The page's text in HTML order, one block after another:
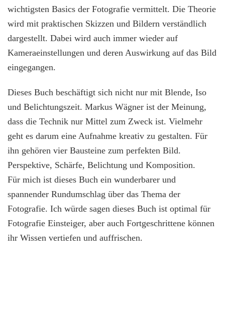
wichtigsten Basics der Fotografie vermittelt. Die Theorie
wird mit praktischen Skizzen und Bildern verständlich
dargestellt. Dabei wird auch immer wieder auf
Kameraeinstellungen und deren Auswirkung auf das Bild
eingegangen.
Dieses Buch beschäftigt sich nicht nur mit Blende, Iso
und Belichtungszeit. Markus Wägner ist der Meinung,
dass die Technik nur Mittel zum Zweck ist. Vielmehr
geht es darum eine Aufnahme kreativ zu gestalten. Für
ihn gehören vier Bausteine zum perfekten Bild.
Perspektive, Schärfe, Belichtung und Komposition.
Für mich ist dieses Buch ein wunderbarer und
spannender Rundumschlag über das Thema der
Fotografie. Ich würde sagen dieses Buch ist optimal für
Fotografie Einsteiger, aber auch Fortgeschrittene können
ihr Wissen vertiefen und auffrischen.